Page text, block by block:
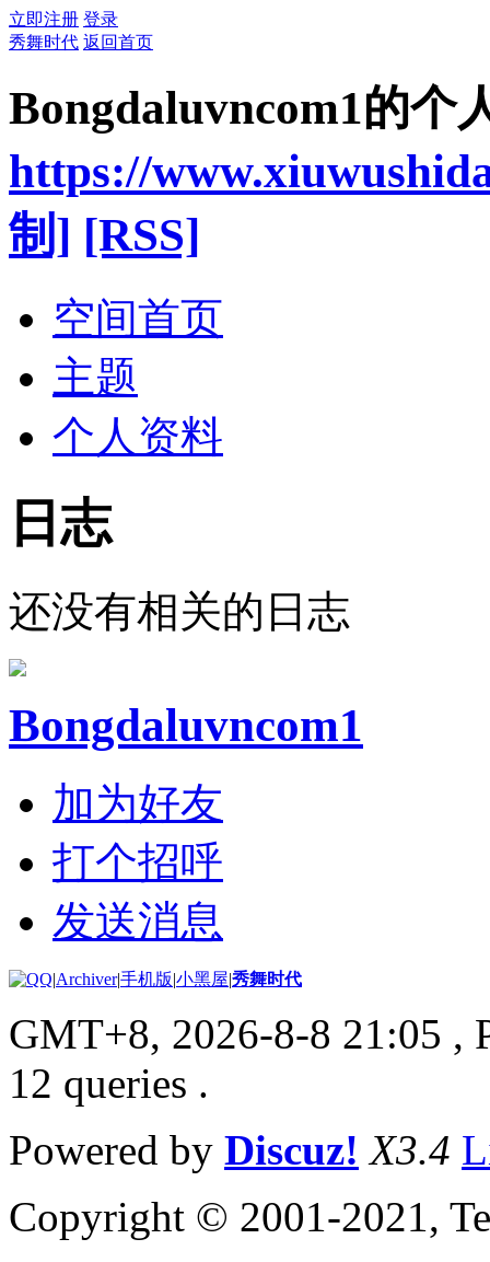
立即注册 登录
秀舞时代 返回首页
Bongdaluvncom1的个
https://
制] [RSS]
空间首页
主题
个人资料
日志
还没有相关的日志
Bongdaluvncom1
加为好友
打个招呼
发送消息
|Archiver|手机版|小黑屋|秀舞时代
GMT+8, 2026-8-8 21:05 ,
12 queries .
Powered by Discuz! X3.4
Copyright © 2001-2021,